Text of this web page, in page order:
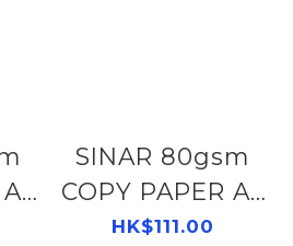
SINAR 80gsm
COPY PAPER A3
- PEACH (#150)
HK$111.00